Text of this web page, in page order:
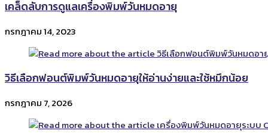
เคล็ดลับการดูแลเครื่องพิมพ์วันหมดอายุ
กรกฎาคม 14, 2023
วิธีเลือกฟอนต์พิมพ์วันหมดอายุให้อ่านง่ายและใช้หมึกน้อย
กรกฎาคม 7, 2026